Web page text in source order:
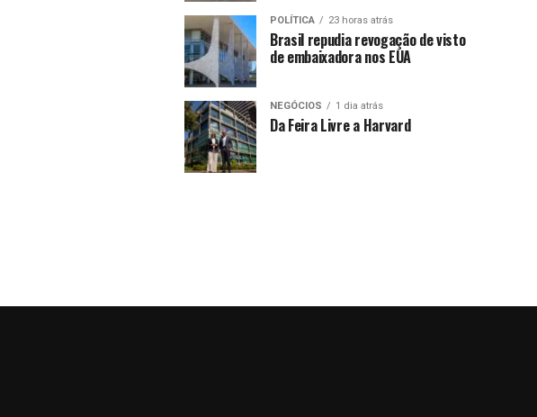
POLÍTICA 23 horas atrás
Brasil repudia revogação de visto
de embaixadora nos EUA
NEGÓCIOS 1 dia atrás
Da Feira Livre a Harvard